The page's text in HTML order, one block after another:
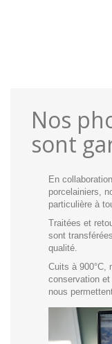
Nos
sont
En
porcelainiers,
particulière à
Traitées et
sont
qualité.
Cuits à 900°C,
conservation et
nous